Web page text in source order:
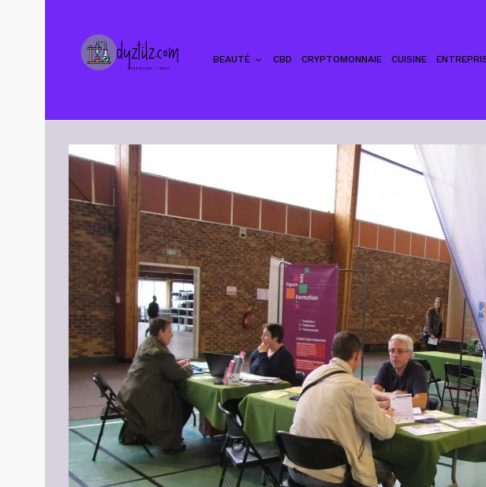
BEAUTÉ CBD CRYPTOMONNAIE CUISINE